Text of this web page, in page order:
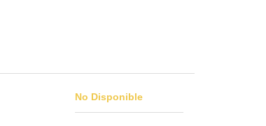
No Disponible